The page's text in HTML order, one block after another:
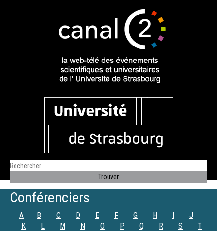
Conférenciers
A B C D E F G H I
J
K
L M N O P Q R S
T